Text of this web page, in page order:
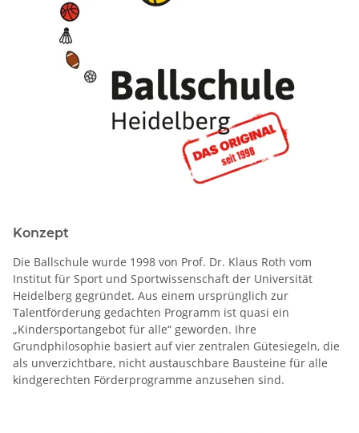
Konzept
Die Ballschule wurde 1998 von Prof. Dr. Klaus Roth vom
Institut für Sport und Sportwissenschaft der Universität
Heidelberg gegründet. Aus einem ursprünglich zur
Talentförderung gedachten Programm ist quasi ein
„Kindersportangebot für alle“ geworden. Ihre
Grundphilosophie basiert auf vier zentralen Gütesiegeln, die
als unverzichtbare, nicht austauschbare Bausteine für alle
kindgerechten Förderprogramme anzusehen sind.